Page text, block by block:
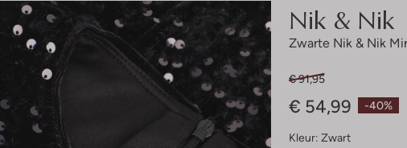
Nik & Nik
Zwarte Nik & Nik
-40%
€ 91,95
€ 54,99
Kleur: Zwart